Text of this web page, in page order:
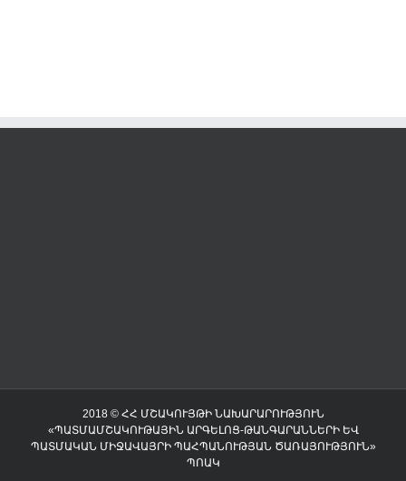
2018 © ՀՀ ՄՇԱԿՈՒՅԹԻ ՆԱԽԱՐԱՐՈՒԹՅՈՒՆ
«ՊԱՏՄԱՄՇԱԿՈՒԹԱՅԻՆ ԱՐԳԵԼՈՑ-ԹԱՆԳԱՐԱՆՆԵՐԻ ԵՎ
ՊԱՏՄԱԿԱՆ ՄԻՋԱՎԱՅՐԻ ՊԱՀՊԱՆՈՒԹՅԱՆ ԾԱՌԱՅՈՒԹՅՈՒՆ»
ՊՈԱԿ